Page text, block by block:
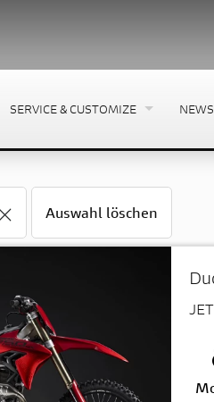
SERVICE & CUSTOMIZE
Auswahl löschen